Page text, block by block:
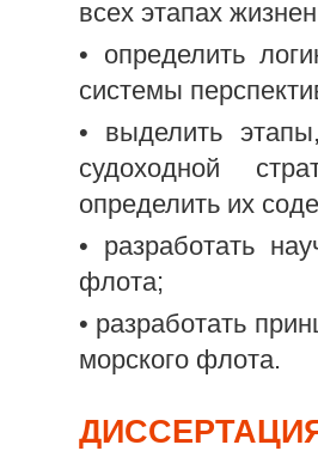
всех этапах
• определить
системы
• выделить
судоходной
определить их
• разработать
флота;
• разработать
морского флота.